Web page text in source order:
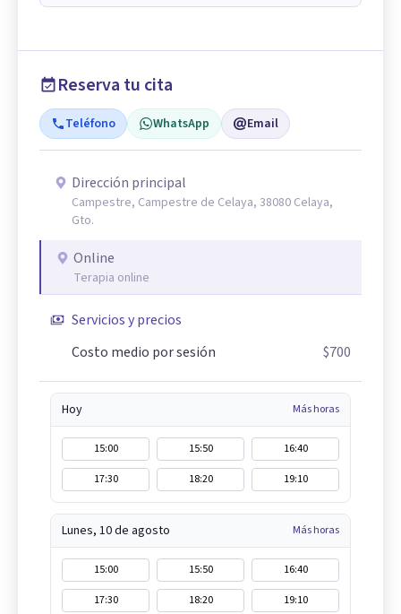
Reserva tu cita
Teléfono WhatsApp Email
Dirección principal
Campestre, Campestre de Celaya, 38080 Celaya,
Gto.
Online
Terapia online
Servicios y precios
Costo medio por sesión
$700
Hoy Más horas
15:00 15:50
16:40
17:30
18:20 19:10
Lunes, 10 de agosto Más horas
15:00 15:50
16:40
17:30
18:20 19:10